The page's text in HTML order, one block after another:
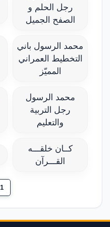
رجل الحلم و
الصفح الجميل
محمد الرسول باني
التخطيط العمراني
المميّز
محمد الرسول
رجل التربية
والتعليم
كــان خلقـــه
القـــرآن
1